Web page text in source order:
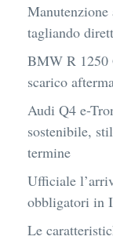
tagliando
BMW R 1250
scarico
Audi Q4 e-
sostenibile,
termine
Ufficiale
obbligatori in
Le